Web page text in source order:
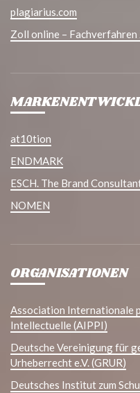
plagiarius.com
Zoll online – Fachverfahren
at10tion
ENDMARK
ESCH. The Brand
NOMEN
ORGANISATIONEN
Association Internationale
Intellectuelle (AIPPI)
Deutsche Vereinigung für
Urheberrecht e.V. (GRUR)
Deutsches Institut zum